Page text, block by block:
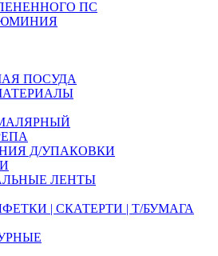
ПС
ПОСУДА
Д/УПАКОВКИ
ЛЕНТЫ
| СКАТЕРТИ | Т/БУМАГА